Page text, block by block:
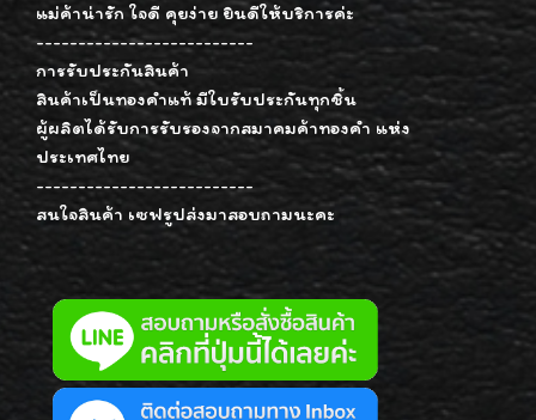
แม่ค้าน่ารัก ใจดี คุยง่าย ยินดีให้บริการค่ะ
--------------------------
การรับประกันสินค้า
สินค้าเป็นทองคำแท้ มีใบรับประกันทุกชิ้น
ผู้ผลิตได้รับการรับรองจากสมาคมค้าทองคำ แห่ง
ประเทศไทย
--------------------------
สนใจสินค้า เซฟรูปส่งมาสอบถามนะคะ